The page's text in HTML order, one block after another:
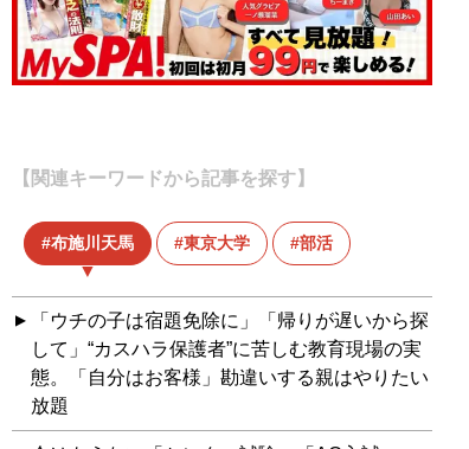
【関連キーワードから記事を探す】
布施川天馬 東京大学 部活
「ウチの子は宿題免除に」「帰りが遅いから探
して」“カスハラ保護者”に苦しむ教育現場の実
態。「自分はお客様」勘違いする親はやりたい
放題